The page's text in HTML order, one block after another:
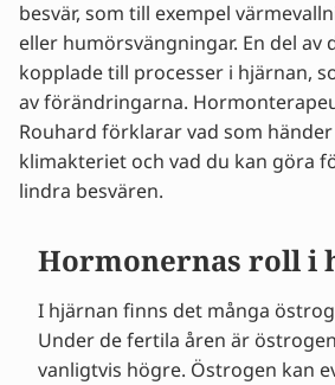
besvär, som till exempel
eller humörsvängningar. En del av
kopplade till processer i hjärnan,
av förändringarna.
Rouhard förklarar vad som
klimakteriet och vad du kan göra
lindra besvären.
Hormonernas roll i
I hjärnan finns det många
Under de fertila åren är
vanligtvis högre. Östrogen kan